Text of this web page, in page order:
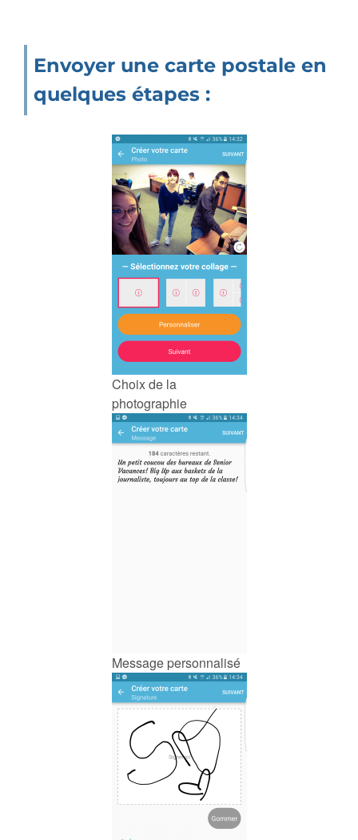
Envoyer une carte postale en
quelques étapes :
Choix de la
photographie
Message personnalisé